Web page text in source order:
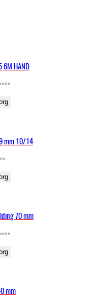
6M HAND
mm 10/14
70 mm
mm